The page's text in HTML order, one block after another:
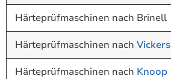
Härteprüfmaschinen nach Brinell
Härteprüfmaschinen nach Vickers
Härteprüfmaschinen nach Knoop